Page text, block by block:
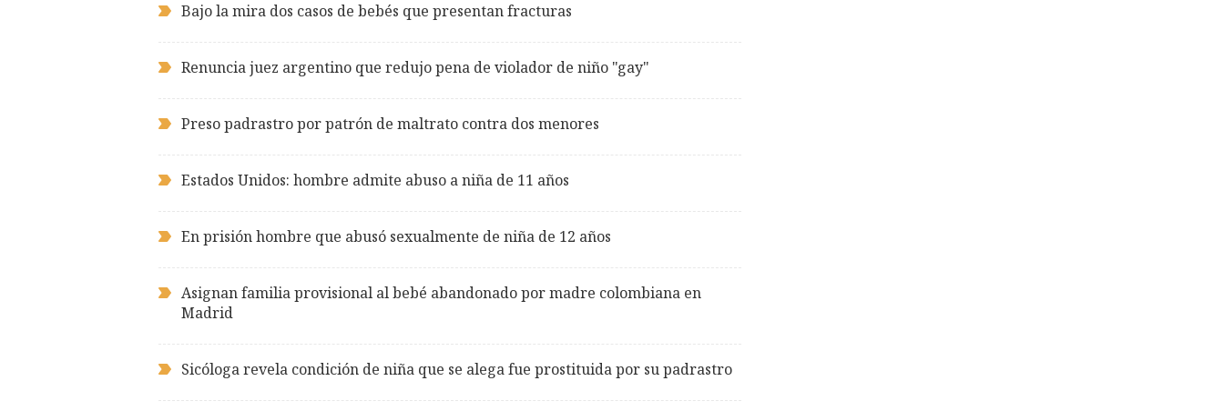
Bajo la mira dos casos de bebés que presentan fracturas
Renuncia juez argentino que redujo pena de violador de niño "gay"
Preso padrastro por patrón de maltrato contra dos menores
Estados Unidos: hombre admite abuso a niña de 11 años
En prisión hombre que abusó sexualmente de niña de 12 años
Asignan familia provisional al bebé abandonado por madre colombiana en
Madrid
Sicóloga revela condición de niña que se alega fue prostituida por su padrastro